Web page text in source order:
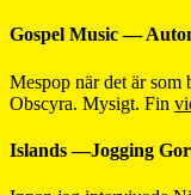
Gospel Music —
Mespop när det är som
Obscyra. Mysigt. Fin
Islands —Jogging